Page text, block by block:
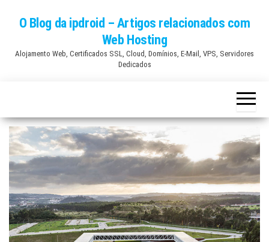
content
O Blog da ipdroid – Artigos relacionados com
Web Hosting
Alojamento Web, Certificados SSL, Cloud, Domínios, E-Mail, VPS, Servidores
Dedicados